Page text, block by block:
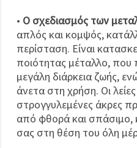
• Ο σχεδιασμός των
απλός και κομψός,
περίσταση. Είναι
ποιότητας μέταλλο, που
μεγάλη διάρκεια ζωής,
άνετα στη χρήση. Οι λείες
στρογγυλεμένες άκρες
από φθορά και σπάσιμο,
σας στη θέση του όλη